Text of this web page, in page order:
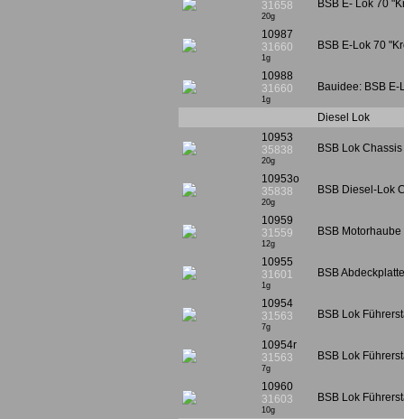
31658
20g
BSB E- Lok 70
10987
31660
1g
BSB E-Lok 70
10988
31660
1g
Bauidee: BSB
Diesel Lok
10953
35838
20g
BSB Lok
10953o
35838
20g
BSB Diesel-Lok
10959
31559
12g
BSB
10955
31601
1g
BSB
10954
31563
7g
BSB Lok
10954r
31563
7g
BSB Lok
10960
31603
10g
BSB Lok